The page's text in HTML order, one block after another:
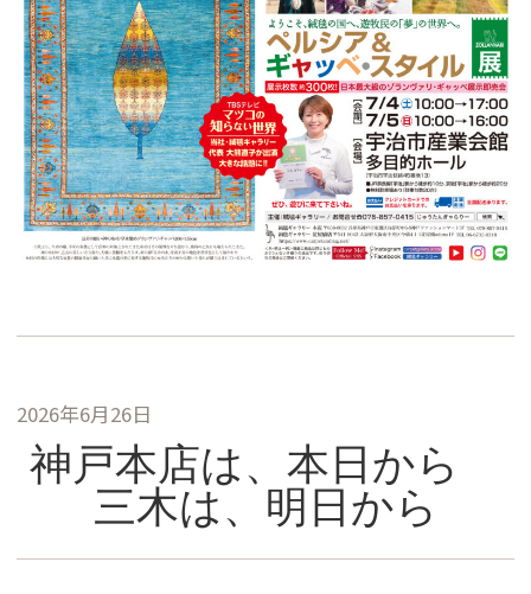
2026年6月26日
神戸本店は、本日から
三木は、明日から